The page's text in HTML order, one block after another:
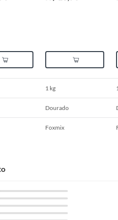
após o prazo de 7 dias a troca será
No entanto, se o produto estiver
original, intacta e acompanhada
por mera liberalidade, poderá
disponíveis em loja, de igual valor
ao produto objeto da troca,
pague a diferença de preço.
1 kg
Dourado
Foxmix